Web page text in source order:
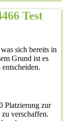
Test
sich bereits in
Grund ist es
Platzierung zur
verschaffen.